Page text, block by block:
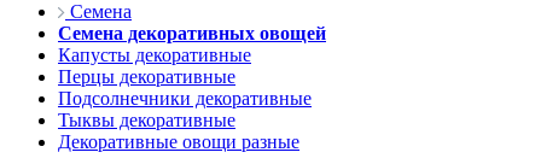
Семена
Семена декоративных овощей
Капусты декоративные
Перцы декоративные
Подсолнечники декоративные
Тыквы декоративные
Декоративные овощи разные